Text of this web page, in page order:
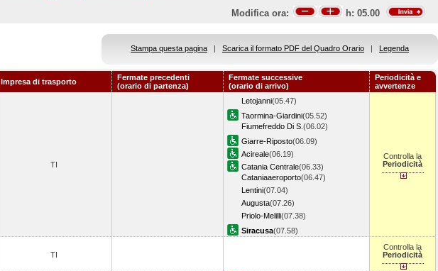
Modifica ora: h: 05.00
Stampa questa pagina | Scarica il formato PDF del Quadro Orario | Legenda
Impresa di trasporto
Fermate precedenti
(orario di partenza)
Fermate successive
(orario di arrivo)
Periodicità e
avvertenze
TI
Letojanni(05.47)
Taormina-Giardini(05.52)
Fiumefreddo Di S. (06.02)
Giarre-Riposto(06.09)
Acireale(06.19)
Catania Centrale(06.33)
Cataniaaeroporto(06.47)
Lentini(07.04)
Augusta(07.26)
Priolo-Melilli(07.38)
Siracusa(07.58)
Controlla la
Periodicità
TI
Controlla la
Periodicità